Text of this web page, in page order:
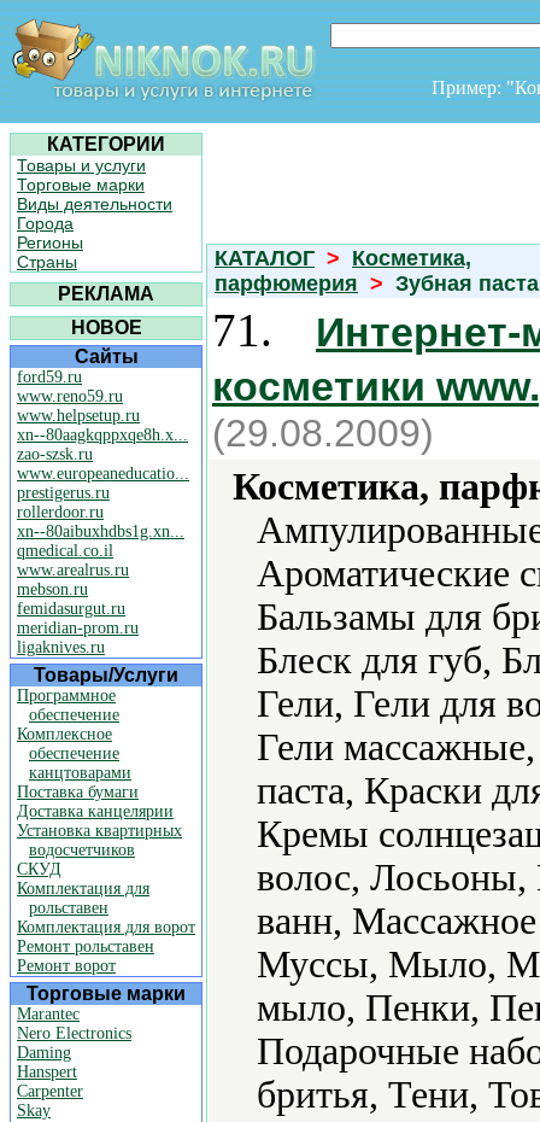
Пример:
КАТЕГОРИИ
Товары и услуги
Торговые марки
Виды деятельности
Города
Регионы
Страны
РЕКЛАМА
НОВОЕ
Сайты
ford59.ru
www.reno59.ru
www.helpsetup.ru
xn--80aagkqppxqe8h.x...
zao-szsk.ru
www.europeaneducatio...
prestigerus.ru
rollerdoor.ru
xn--80aibuxhdbs1g.xn...
qmedical.co.il
www.arealrus.ru
mebson.ru
femidasurgut.ru
meridian-prom.ru
ligaknives.ru
Товары/Услуги
Программное
обеспечение
Комплексное
обеспечение
канцтоварами
Поставка бумаги
Доставка канцелярии
Установка квартирных
водосчетчиков
СКУД
Комплектация для
рольставен
Комплектация для ворот
Ремонт рольставен
Ремонт ворот
Торговые марки
Marantec
Nero Electronics
Daming
Hanspert
Carpenter
Skay
КАТАЛОГ > Косметика,
парфюмерия > Зубная
71.
косметики
(29.08.2009)
Косметика,
Ароматические
Бальзамы для
Блеск для губ,
Гели, Гели для
Гели
паста, Краски
Кремы
волос,
ванн,
Муссы, Мыло,
мыло, Пенки,
Подарочные
бритья, Тени,